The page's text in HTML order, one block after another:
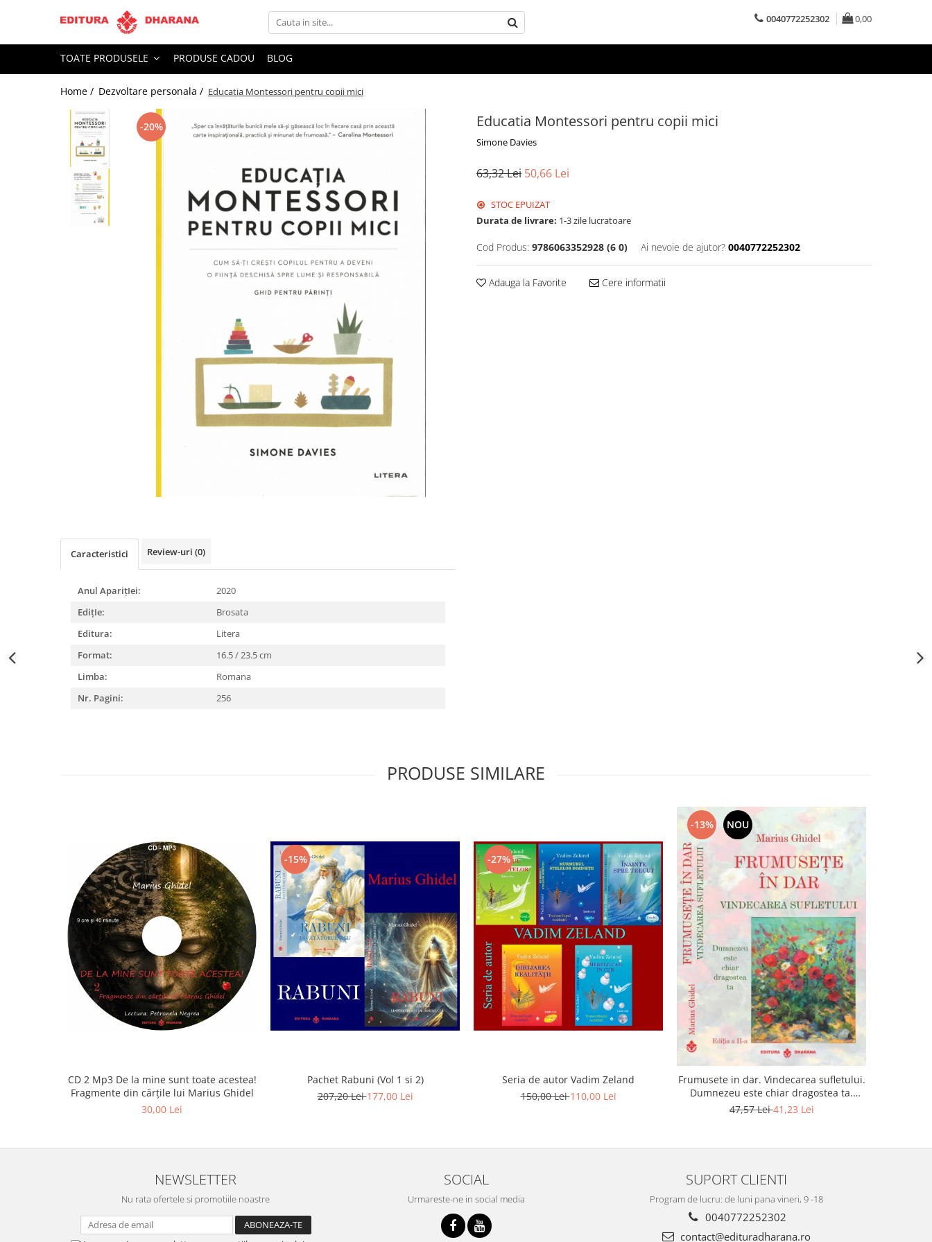
Toate Produsele
CARTI EDITURA DHARANA
OFERTE LA PACHET
Carti cu AUTOGRAF
Dezvoltare personala
0040772252302 0,00
TOATE PRODUSELE PRODUSE CADOU BLOG
Home / Dezvoltare personala / Educatia Montessori pentru copii mici
Educatia Montessori pentru copii mici
Simone Davies
-20%
63,32 Lei 50,66 Lei
STOC EPUIZAT
Durata de livrare: 1-3 zile lucratoare
Cod Produs: 9786063352928 (6 0) Ai nevoie de ajutor? 0040772252302
Adauga la Favorite Cere informatii
Caracteristici Review-uri (0)
Anul AparițIei:
2020
EdițIe:
Brosata
Editura:
Litera
Format:
16.5 / 23.5 cm
Limba:
Romana
Nr. Pagini:
256
PRODUSE SIMILARE
CD 2 Mp3 De la mine sunt toate acestea!
Fragmente din cărțile lui Marius Ghidel
30,00 Lei
-15%
Pachet Rabuni (Vol 1 si 2)
207,20 Lei177,00 Lei
-27%
Seria de autor Vadim Zeland
150,00 Lei110,00 Lei
-13% NOU
Frumusete in dar. Vindecarea sufletului.
Dumnezeu este chiar dragostea ta.
Editia a 2-a
47,57 Lei41,23 Lei
NEWSLETTER
Nu rata ofertele si promotiile noastre
SOCIAL
Urmareste-ne in social media
SUPORT CLIENTI
Program de lucru: de luni pana vineri, 9 -18
0040772252302
contact@edituradharana.ro